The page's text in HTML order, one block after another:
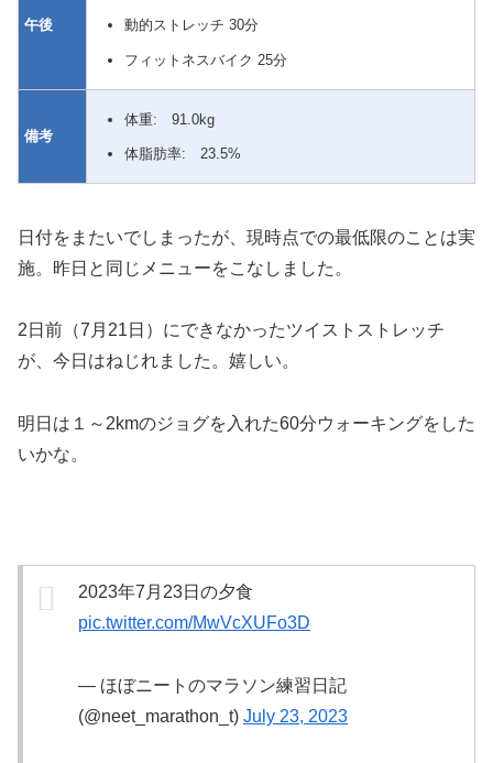
午後 動的ストレッチ 30分
フィットネスバイク 25分
備考
体重: 91.0kg
体脂肪率: 23.5%
日付をまたいでしまったが、現時点での最低限のことは実
施。昨日と同じメニューをこなしました。
2日前（7月21日）にできなかったツイストストレッチ
が、今日はねじれました。嬉しい。
明日は１～2kmのジョグを入れた60分ウォーキングをした
いかな。
2023年7月23日の夕食
pic.twitter.com/MwVcXUFo3D
— ほぼニートのマラソン練習日記
(@neet_marathon_t) July 23, 2023